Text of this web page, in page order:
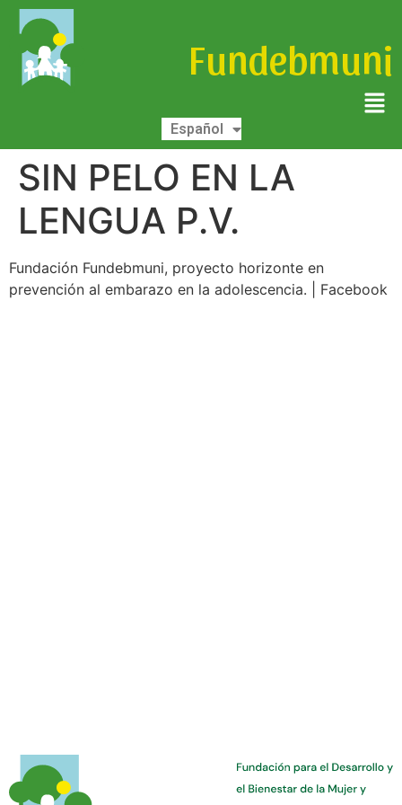
Fundebmuni
Español
English
SIN PELO EN LA
LENGUA P.V.
Fundación Fundebmuni, proyecto horizonte en
prevención al embarazo en la adolescencia. | Facebook